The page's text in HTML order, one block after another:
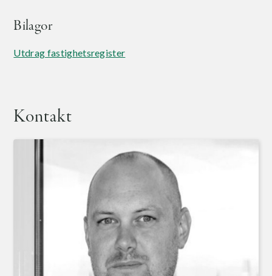
Bilagor
Utdrag fastighetsregister
Kontakt